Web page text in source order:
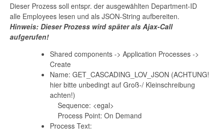
Dieser Prozess soll entspr. der ausgewählten Department-ID
alle Employees lesen und als JSON-String aufbereiten.
Hinweis: Dieser Prozess wird später als Ajax-Call
aufgerufen!
Shared components -> Application Processes ->
Create
Name: GET_CASCADING_LOV_JSON (ACHTUNG!
hier bitte unbedingt auf Groß-/ Kleinschreibung
achten!)
Sequence: <egal>
Process Point: On Demand
Process Text: